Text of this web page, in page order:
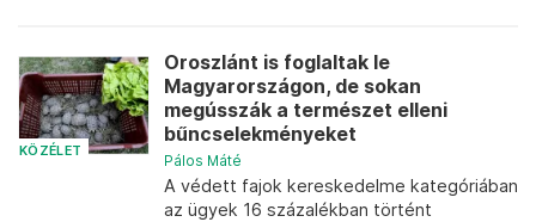
KÖZÉLET
Oroszlánt is foglaltak le
Magyarországon, de sokan
megússzák a természet elleni
bűncselekményeket
Pálos Máté
A védett fajok kereskedelme kategóriában
az ügyek 16 százalékban történt